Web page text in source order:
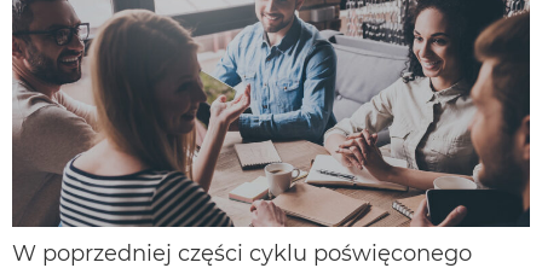
W poprzedniej części cyklu poświęconego